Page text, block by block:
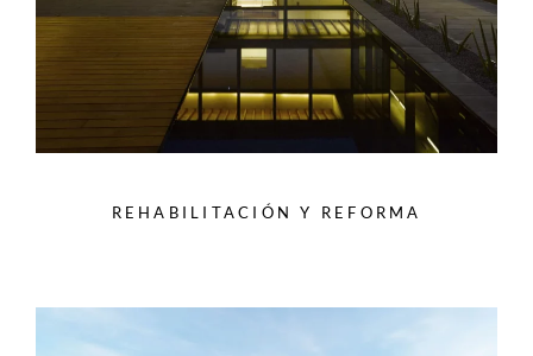
REHABILITACIÓN Y REFORMA